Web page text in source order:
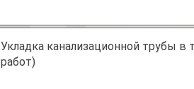
Укладка канализационной трубы
работ)